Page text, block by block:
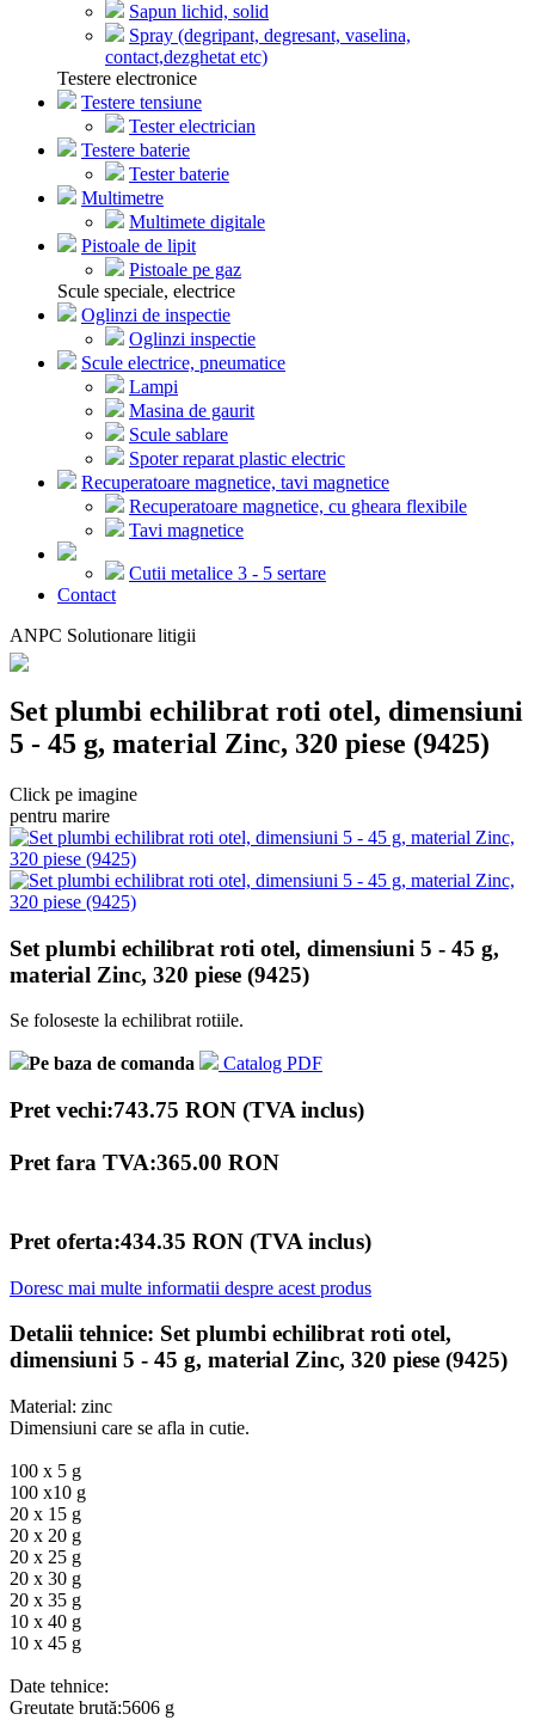
Sapun lichid, solid
Spray (degripant, degresant, vaselina,
contact,dezghetat etc)
Testere electronice
Testere tensiune
Tester electrician
Testere baterie
Tester baterie
Multimetre
Multimete digitale
Pistoale de lipit
Pistoale pe gaz
Scule speciale, electrice
Oglinzi de inspectie
Oglinzi inspectie
Scule electrice, pneumatice
Lampi
Masina de gaurit
Scule sablare
Spoter reparat plastic electric
Recuperatoare magnetice, tavi magnetice
Recuperatoare magnetice, cu gheara flexibile
Tavi magnetice
Cutii metalice 3 - 5 sertare
Contact
ANPC Solutionare litigii
Set plumbi echilibrat roti otel, dimensiuni
5 - 45 g, material Zinc, 320 piese (9425)
Click pe imagine
pentru marire
Set plumbi echilibrat roti otel, dimensiuni 5 - 45 g,
material Zinc, 320 piese (9425)
Se foloseste la echilibrat rotiile.
Pe baza de comanda Catalog PDF
Pret vechi:743.75 RON (TVA inclus)
Pret fara TVA:365.00 RON
Pret oferta:434.35 RON (TVA inclus)
Doresc mai multe informatii despre acest produs
Detalii tehnice: Set plumbi echilibrat roti otel,
dimensiuni 5 - 45 g, material Zinc, 320 piese (9425)
Material: zinc
Dimensiuni care se afla in cutie.
100 x 5 g
100 x10 g
20 x 15 g
20 x 20 g
20 x 25 g
20 x 30 g
20 x 35 g
10 x 40 g
10 x 45 g
Date tehnice:
Greutate brută:5606 g